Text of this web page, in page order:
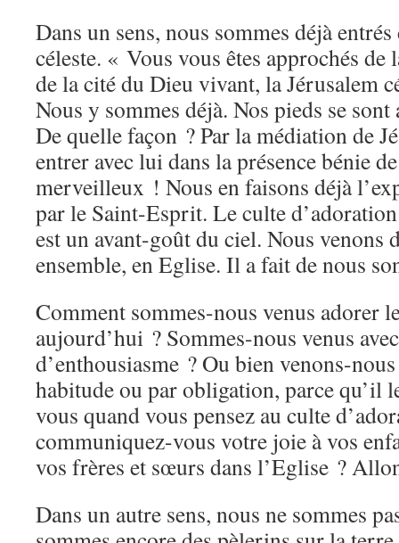
Dans un sens, nous sommes déjà
céleste. « Vous vous êtes approchés de
de la cité du Dieu vivant, la Jérusalem
Nous y sommes déjà. Nos pieds se sont
De quelle façon ? Par la médiation de
entrer avec lui dans la présence bénie
merveilleux ! Nous en faisons déjà
par le Saint-Esprit. Le culte
est un avant-goût du ciel. Nous venons
ensemble, en Eglise. Il a fait de nous
Comment sommes-nous venus adorer
aujourd’hui ? Sommes-nous venus
d’enthousiasme ? Ou bien venons-
habitude ou par obligation, parce qu’il
vous quand vous pensez au culte
communiquez-vous votre joie à vos
vos frères et sœurs dans l’Eglise ?
Dans un autre sens, nous ne sommes